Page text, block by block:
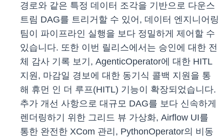
경로와 같은 특정 데이터 조각을 기반으로 다운스
트림 DAG를 트리거할 수 있어, 데이터 엔지니어링
팀이 파이프라인 실행을 보다 정밀하게 제어할 수
있습니다. 또한 이번 릴리스에서는 승인에 대한 전
체 감사 기록 보기, AgenticOperator에 대한 HITL
지원, 마감일 경보에 대한 동기식 콜백 지원을 통
해 휴먼 인 더 루프(HITL) 기능이 확장되었습니다.
추가 개선 사항으로 대규모 DAG를 보다 신속하게
렌더링하기 위한 그리드 뷰 가상화, Airflow UI를
통한 완전한 XCom 관리, PythonOperator의 비동